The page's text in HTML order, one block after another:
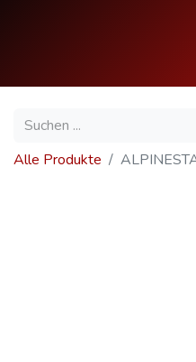
Alle Produkte